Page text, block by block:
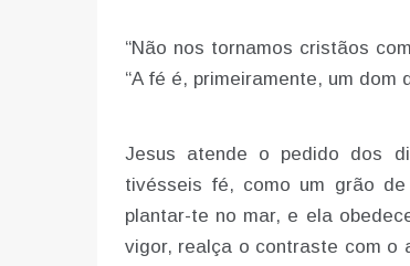
“Não nos tornamos cristãos
“A fé é, primeiramente, um
Jesus atende o pedido dos
tivésseis fé, como um grão
plantar-te no mar, e ela
vigor, realça o contraste com o